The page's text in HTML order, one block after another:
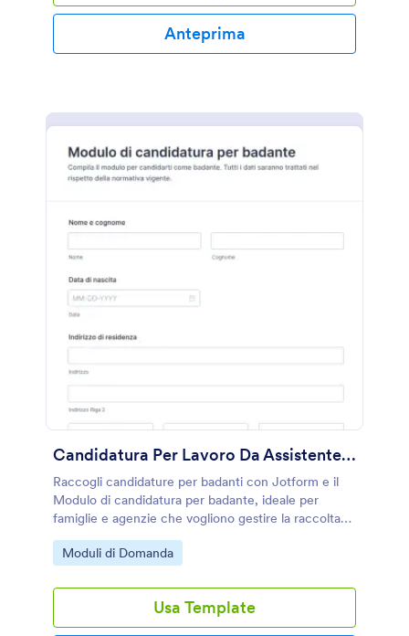
Anteprima
Candidatura Per Lavoro Da Assistente Familiare
Raccogli candidature per badanti con Jotform e il
Modulo di candidatura per badante, ideale per
famiglie e agenzie che vogliono gestire la raccolta
dati e le risposte in modo semplice e ordinato.
Go to Category:
Moduli di Domanda
Usa Template